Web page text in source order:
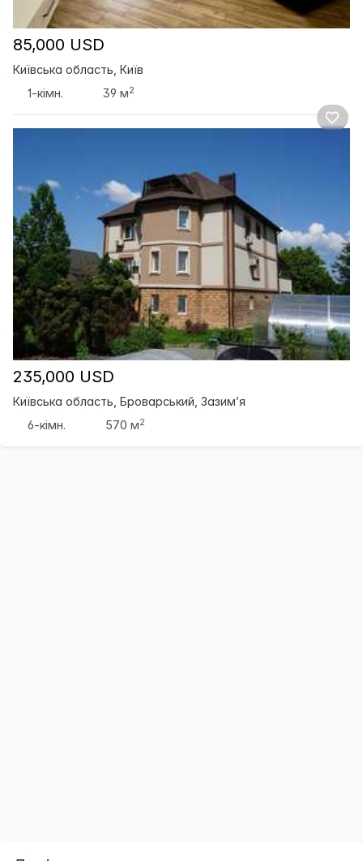
85,000 USD
Київська область, Київ
1-кімн.
39 м2
235,000 USD
Київська область, Броварський, Зазим’я
6-кімн.
570 м2